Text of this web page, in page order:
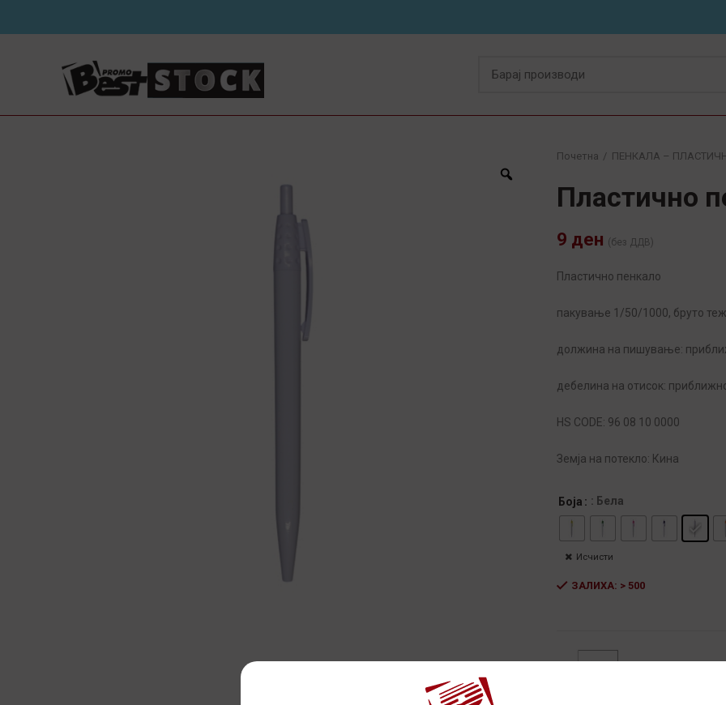
Почетна ПЕНКАЛА –
Пластично
9 ден (без ДДВ)
Пластично пенкало
пакување 1/50/1000, бруто
должина на пишување:
дебелина на отисок:
HS CODE: 96 08 10 0000
Земја на потекло: Кина
Боја : Бела
Исчисти
ЗАЛИХА: > 500